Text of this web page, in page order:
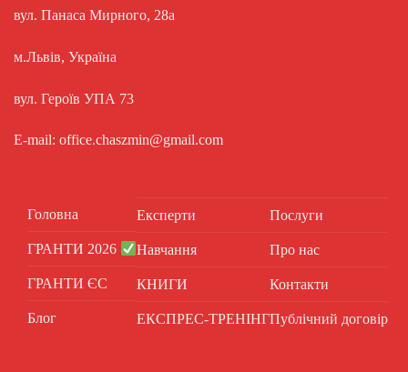
вул. Панаса Мирного, 28а
м.Львів, Україна
вул. Героїв УПА 73
E-mail: office.chaszmin@gmail.com
Головна
ГРАНТИ 2026
ГРАНТИ ЄС
Блог
Експерти
Навчання
КНИГИ
ЕКСПРЕС-ТРЕНІНГ
Послуги
Про нас
Контакти
Публічний договір